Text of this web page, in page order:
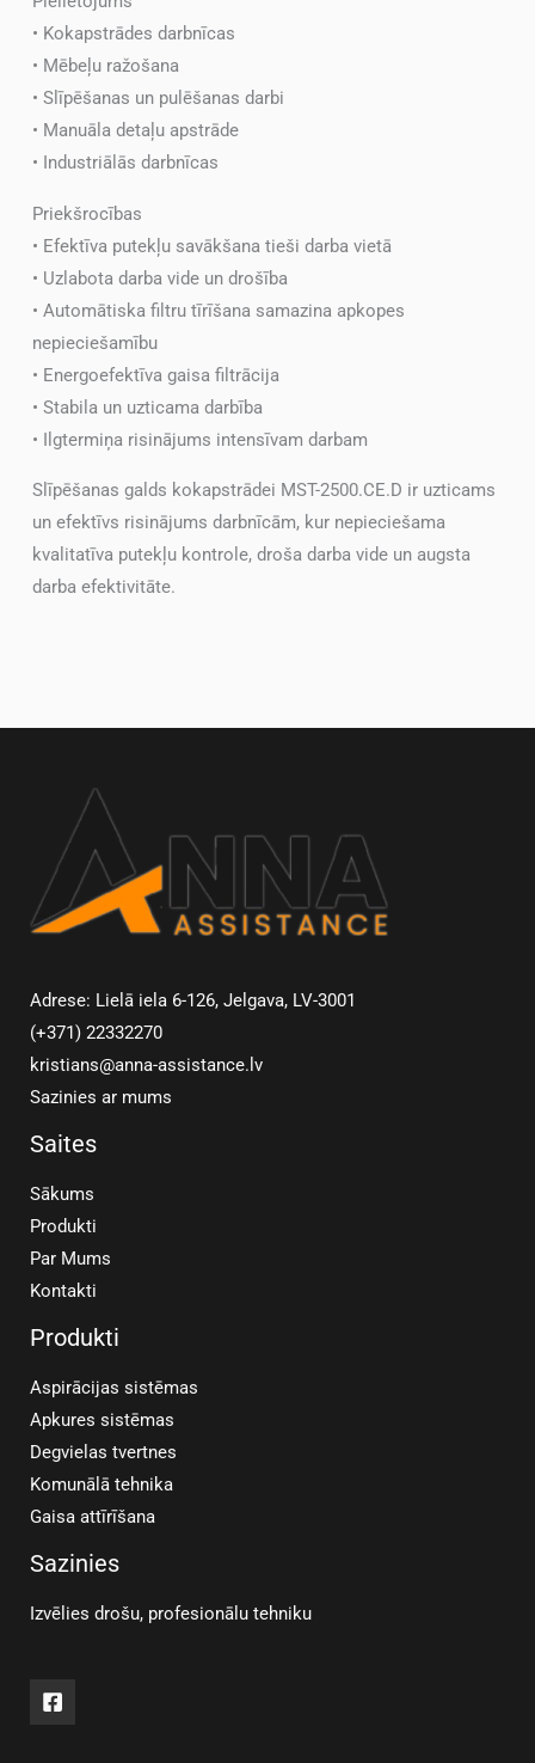
• Kokapstrādes darbnīcas
• Mēbeļu ražošana
• Slīpēšanas un pulēšanas darbi
• Manuāla detaļu apstrāde
• Industriālās darbnīcas
Priekšrocības
• Efektīva putekļu savākšana tieši darba vietā
• Uzlabota darba vide un drošība
• Automātiska filtru tīrīšana samazina apkopes
nepieciešamību
• Energoefektīva gaisa filtrācija
• Stabila un uzticama darbība
• Ilgtermiņa risinājums intensīvam darbam
Slīpēšanas galds kokapstrādei MST-2500.CE.D ir uzticams
un efektīvs risinājums darbnīcām, kur nepieciešama
kvalitatīva putekļu kontrole, droša darba vide un augsta
darba efektivitāte.
Adrese: Lielā iela 6-126, Jelgava, LV-3001
(+371) 22332270
kristians@anna-assistance.lv
Sazinies ar mums
Saites
Sākums
Produkti
Par Mums
Kontakti
Produkti
Aspirācijas sistēmas
Apkures sistēmas
Degvielas tvertnes
Komunālā tehnika
Gaisa attīrīšana
Sazinies
Izvēlies drošu, profesionālu tehniku